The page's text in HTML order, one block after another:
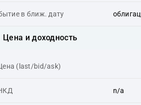
в ближ. дату
Цена и доходность
(last/bid/ask)
n/a